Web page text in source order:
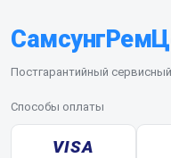
Постгарантийный
Способы оплаты
VISA